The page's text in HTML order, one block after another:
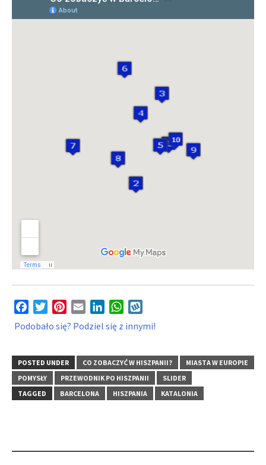
FacebookTwitterPinterest
Email LinkedInWhatsApp
Podobało się? Podziel się z innymi!
POSTED UNDER CO ZOBACZYĆ W HISZPANII?
MIASTA W EUROPIE
POMYSŁY
PRZEWODNIK PO HISZPANII
SLIDER
TAGGED
BARCELONA HISZPANIA KATALONIA